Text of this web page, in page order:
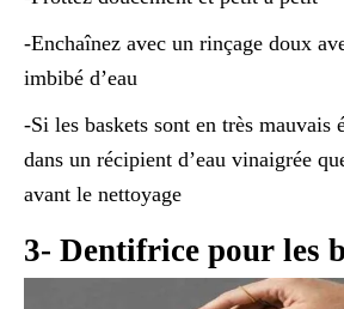
-Enchaînez avec un rinçage doux
imbibé d’eau
-Si les baskets sont en très mauvais
dans un récipient d’eau vinaigrée
avant le nettoyage
3- Dentifrice pour les